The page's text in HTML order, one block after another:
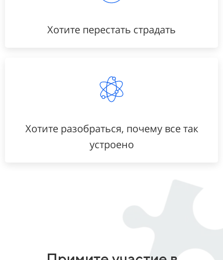
Хотите перестать страдать
Хотите разобраться, почему все так
устроено